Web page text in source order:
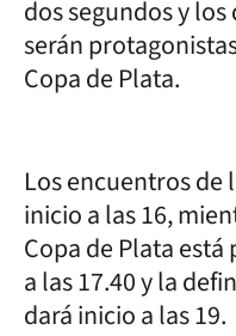
dos segundos y
serán
Copa de Plata.
Los encuentros de
inicio a las 16,
Copa de Plata
a las 17.40 y la
dará inicio a las 19.